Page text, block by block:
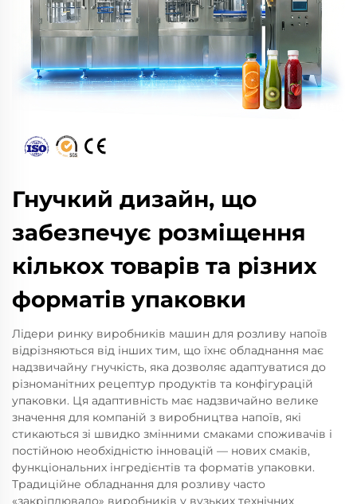
Гнучкий дизайн, що
забезпечує розміщення
кількох товарів та різних
форматів упаковки
Лідери ринку виробників машин для розливу напоїв
відрізняються від інших тим, що їхнє обладнання має
надзвичайну гнучкість, яка дозволяє адаптуватися до
різноманітних рецептур продуктів та конфігурацій
упаковки. Ця адаптивність має надзвичайно велике
значення для компаній з виробництва напоїв, які
стикаються зі швидко змінними смаками споживачів і
постійною необхідністю інновацій — нових смаків,
функціональних інгредієнтів та форматів упаковки.
Традиційне обладнання для розливу часто
«закріплювало» виробників у вузьких технічних